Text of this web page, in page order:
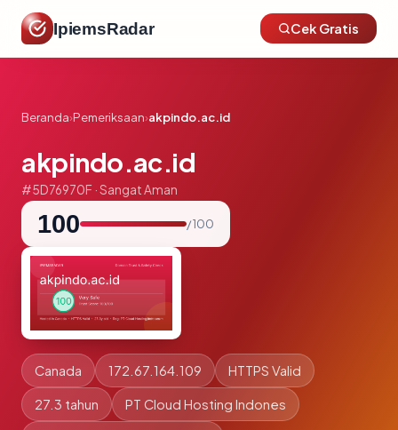
IpiemsRadar Cek Gratis
Beranda›Pemeriksaan›akpindo.ac.id
akpindo.ac.id
#5D76970F · Sangat Aman
100 / 100
Canada 172.67.164.109 HTTPS Valid
27.3 tahun PT Cloud Hosting Indones